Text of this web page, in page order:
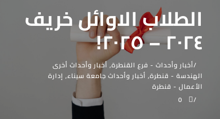
الطلاب الاوائل خريف
٢٠٢٤ – ٢٠٢٥!
أخبار وأحداث - فرع القنطرة, أخبار وأحداث أخرى
الهندسة - قنطرة, أخبار وأحداث جامعة سيناء, إدارة
الأعمال - قنطرة
0